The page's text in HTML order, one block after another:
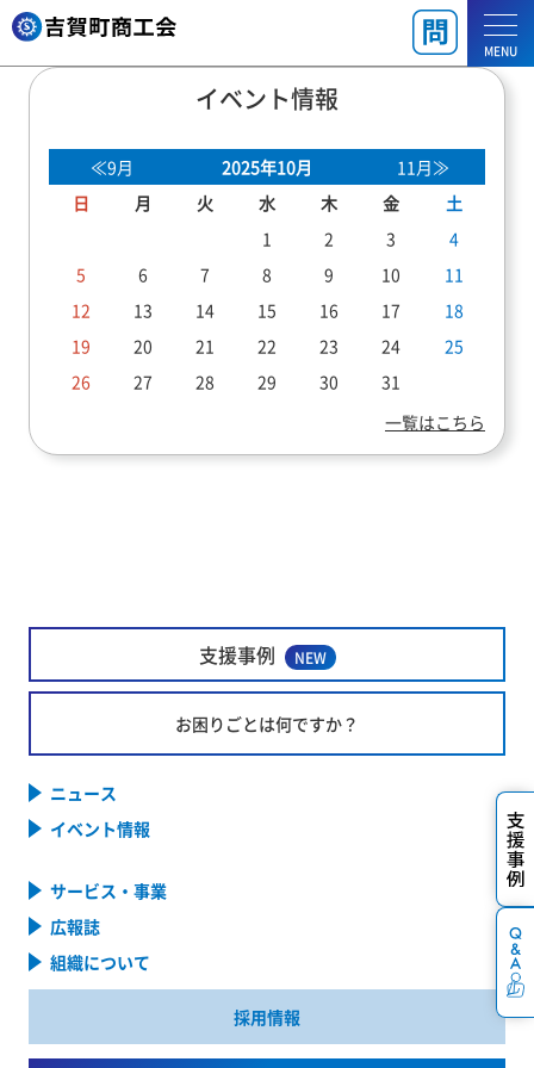
MENU
イベント情報
≪9月 2025年10月
11月≫
日
月 火 水 木 金
土
1
2 3
4
5
6 7 8 9 10
11
12
13 14 15 16 17
18
19
20 21 22 23 24
25
26
27 28 29 30
31
一覧はこちら
支援事例 NEW
お困りごとは何ですか？
ニュース
イベント情報
サービス・事業
広報誌
組織について
採用情報